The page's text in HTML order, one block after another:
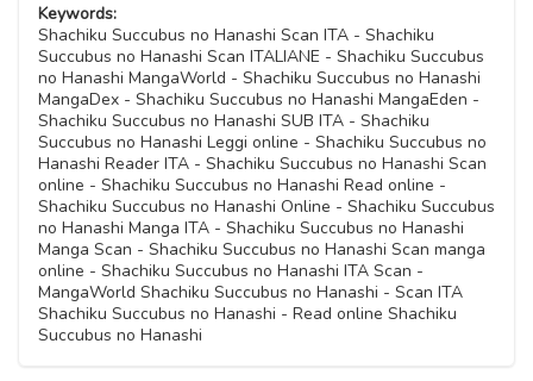
Keywords:
Shachiku Succubus no Hanashi Scan ITA - Shachiku
Succubus no Hanashi Scan ITALIANE - Shachiku Succubus
no Hanashi MangaWorld - Shachiku Succubus no Hanashi
MangaDex - Shachiku Succubus no Hanashi MangaEden -
Shachiku Succubus no Hanashi SUB ITA - Shachiku
Succubus no Hanashi Leggi online - Shachiku Succubus no
Hanashi Reader ITA - Shachiku Succubus no Hanashi Scan
online - Shachiku Succubus no Hanashi Read online -
Shachiku Succubus no Hanashi Online - Shachiku Succubus
no Hanashi Manga ITA - Shachiku Succubus no Hanashi
Manga Scan - Shachiku Succubus no Hanashi Scan manga
online - Shachiku Succubus no Hanashi ITA Scan -
MangaWorld Shachiku Succubus no Hanashi - Scan ITA
Shachiku Succubus no Hanashi - Read online Shachiku
Succubus no Hanashi